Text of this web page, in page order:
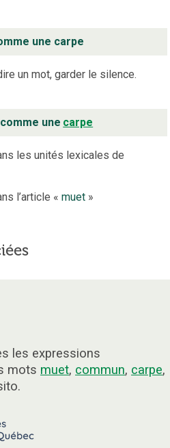
une carpe
un mot, garder le silence.
une carpe
les unités lexicales de
l’article « muet»
les expressions
mots muet, commun, carpe,